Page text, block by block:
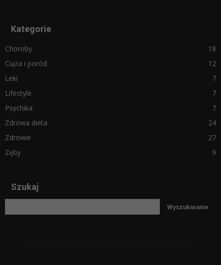
Kategorie
Choroby
18
Ciąża i poród
12
Leki
7
Lifestyle
7
Psychika
7
Zdrowa dieta
24
Zdrowie
27
Zęby
9
Szukaj